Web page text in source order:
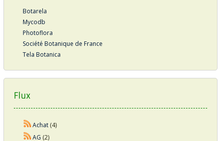
Botarela
Mycodb
Photoflora
Société Botanique de France
Tela Botanica
Flux
Achat(4)
AG (2)